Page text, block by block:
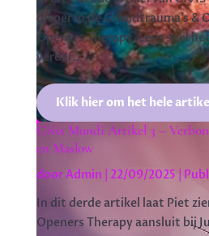
dieper in de Grondtrauma’s &
Openers Therapy. Lees snel
verder..
Klik hier om het hele
Civis Mundi Artikel 3 –
en Maslow
doorAdmin 22/09/2025
In dit derde artikel laat Piet
Openers Therapy aansluit bij